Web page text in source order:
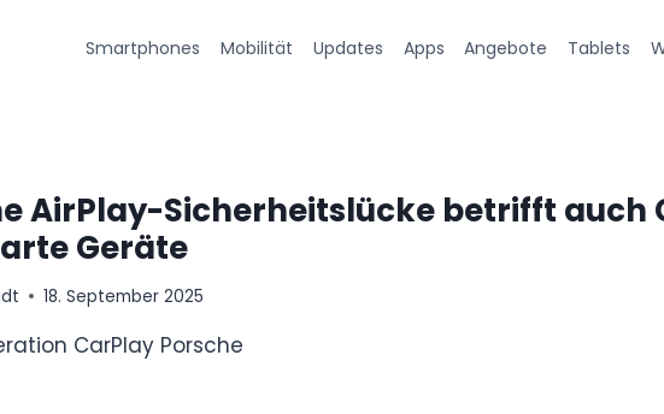
Smartphones Mobilität Updates Apps Angebote Tablets
AirPlay-Sicherheitslücke betrifft auch
Geräte
18. September 2025